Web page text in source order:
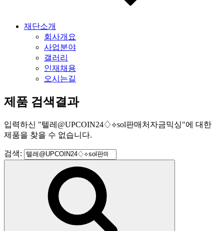
재단소개
회사개요
사업분야
갤러리
인재채용
오시는길
제품 검색결과
입력하신 "텔레@UPCOIN24♢⟡sol판매처자금믹싱"에 대한
제품을 찾을 수 없습니다.
검색: